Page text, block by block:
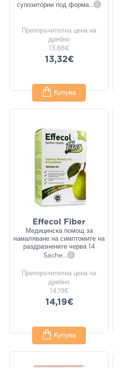
супозитории под форма... i
Препоръчителна цена на
дребно
13,88€
13,32€
Купува
Effecol Fiber
Медицинска помощ за
намаляване на симптомите на
раздразнените черва 14
Sache... i
Препоръчителна цена на
дребно
14,19€
14,19€
Купува